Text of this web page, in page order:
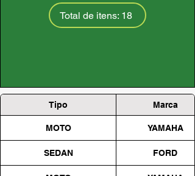
Total de itens: 18
Tipo Marca
MOTO YAMAHA
SEDAN FORD